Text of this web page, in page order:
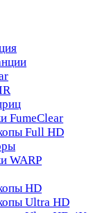
FumeClear
Full HD
WARP
HD
Ultra HD